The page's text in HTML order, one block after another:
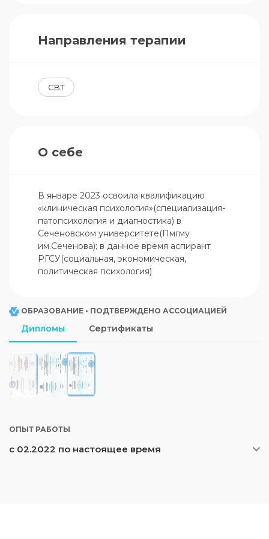
Направления терапии
CBT
О себе
В январе 2023 освоила квалификацию
«клиническая психология»(специализация-
патопсихология и диагностика) в
Сеченовском университете(Пмгму
им.Сеченова); в данное время аспирант
РГСУ(социальная, экономическая,
политическая психология)
ОБРАЗОВАНИЕ • ПОДТВЕРЖДЕНО АССОЦИАЦИЕЙ
Дипломы Сертификаты
ОПЫТ РАБОТЫ
с 02.2022 по настоящее время